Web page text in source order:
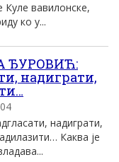
вавилонске,
ко у...
ЂУРОВИЋ:
надиграти,
надиграти,
Каква је